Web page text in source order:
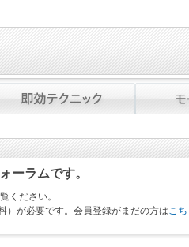
ーラムです。
ください。
）が必要です。会員登録がまだの方は こ